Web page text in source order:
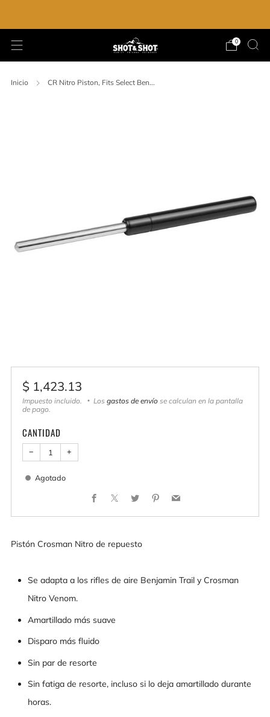
0
Inicio CR Nitro Piston, Fits Select Ben...
Precio
habitual
$ 1,423.13
Impuesto incluido. Los gastos de envío se calculan en la pantalla
de pago.
CANTIDAD
− +
Agotado
Facebook Twitter Pinterest
Email
Pistón Crosman Nitro de repuesto
Se adapta a los rifles de aire Benjamin Trail y Crosman
Nitro Venom.
Amartillado más suave
Disparo más fluido
Sin par de resorte
Sin fatiga de resorte, incluso si lo deja amartillado durante
horas.